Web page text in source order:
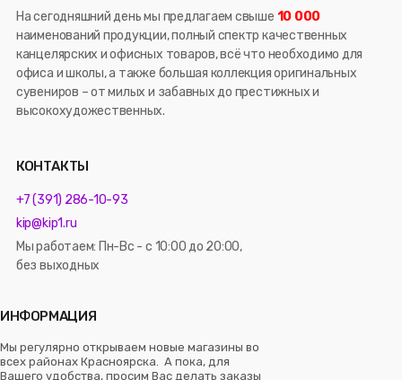
На сегодняшний день мы предлагаем свыше 10 000
наименований продукции, полный спектр качественных
канцелярских и офисных товаров, всё что необходимо для
офиса и школы, а также большая коллекция оригинальных
сувениров – от милых и забавных до престижных и
высокохудожественных.
КОНТАКТЫ
+7 (391) 286-10-93
kip@kip1.ru
Мы работаем: Пн-Вс - с 10:00 до 20:00,
без выходных
ИНФОРМАЦИЯ
Мы регулярно открываем новые магазины во
всех районах Красноярска. А пока, для
Вашего удобства, просим Вас делать заказы